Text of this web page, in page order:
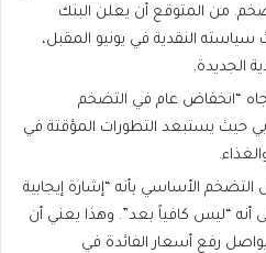
من المتوقع أن يعلن البنك
سياسته النقدية في يونيو المقبل،
الجديدة.
“انخفاض عام في التضخم
حيث يستبعد التطورات المؤقتة في
الأساسي بأنه “إشارة إيجابية
أنه “ليس كافياً بعد”. وهذا يعني أن
يواصل رفع أسعار الفائدة في